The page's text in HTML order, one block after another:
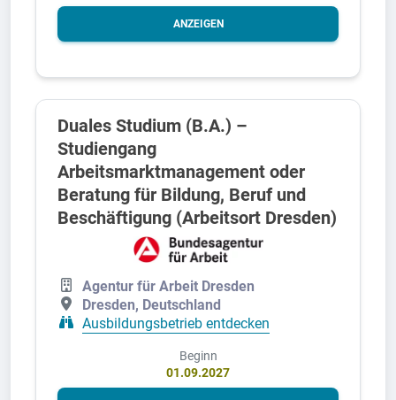
ANZEIGEN
Duales Studium (B.A.) –
Studiengang
Arbeitsmarktmanagement oder
Beratung für Bildung, Beruf und
Beschäftigung (Arbeitsort Dresden)
Agentur für Arbeit Dresden
Dresden, Deutschland
Ausbildungsbetrieb entdecken
Beginn
01.09.2027